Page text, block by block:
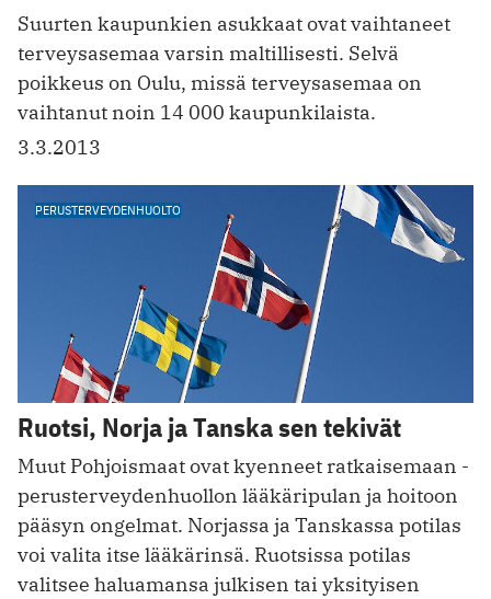
Suurten kaupunkien asukkaat ovat vaihtaneet
terveysasemaa varsin maltillisesti. Selvä
poikkeus on Oulu, missä terveysasemaa on
vaihtanut noin 14 000 kaupunkilaista.
3.3.2013
PERUSTERVEYDENHUOLTO
Ruotsi, Norja ja Tanska sen tekivät
Muut Pohjoismaat ovat kyenneet ratkaisemaan ­
perusterveydenhuollon lääkäripulan ja hoitoon
pääsyn ongelmat. Norjassa ja Tanskassa potilas
voi valita itse lääkärinsä. Ruotsissa potilas
valitsee haluamansa julkisen tai yksityisen